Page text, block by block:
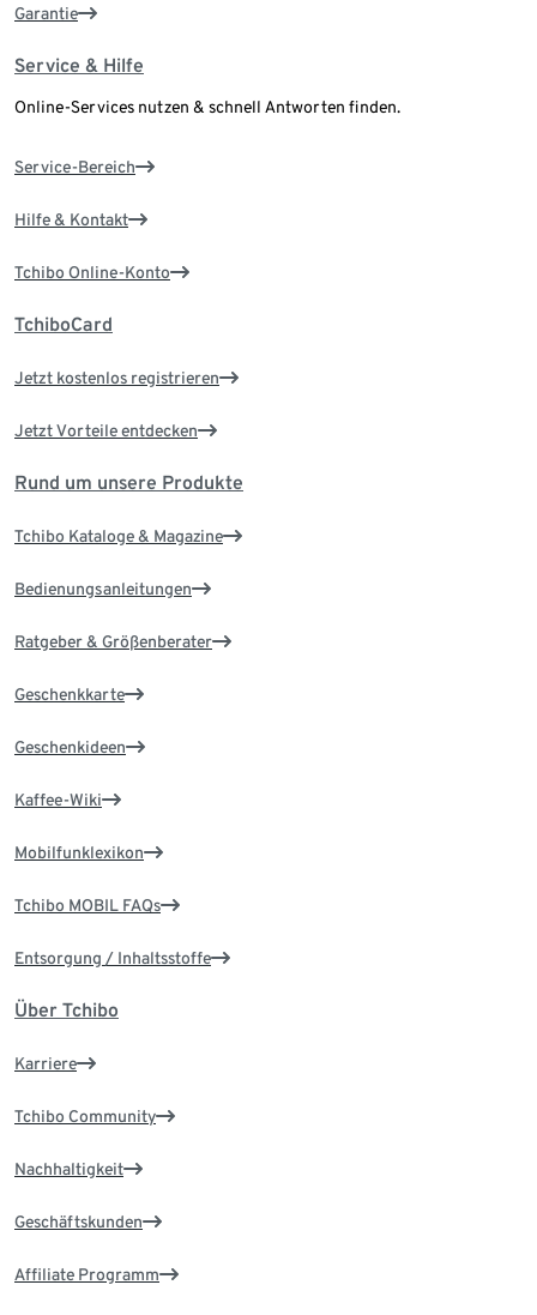
Garantie
Service & Hilfe
Online-Services nutzen & schnell Antworten finden.
Service-Bereich
Hilfe & Kontakt
Tchibo Online-Konto
TchiboCard
Jetzt kostenlos registrieren
Jetzt Vorteile entdecken
Rund um unsere Produkte
Tchibo Kataloge & Magazine
Bedienungsanleitungen
Ratgeber & Größenberater
Geschenkkarte
Geschenkideen
Kaffee-Wiki
Mobilfunklexikon
Tchibo MOBIL FAQs
Entsorgung / Inhaltsstoffe
Über Tchibo
Karriere
Tchibo Community
Nachhaltigkeit
Geschäftskunden
Affiliate Programm